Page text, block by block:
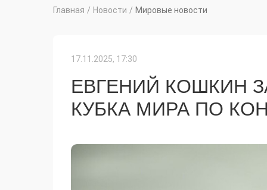
Главная / Новости / Мировые новости
17.11.2025, 17:30
ЕВГЕНИЙ КОШКИН
КУБКА МИРА ПО